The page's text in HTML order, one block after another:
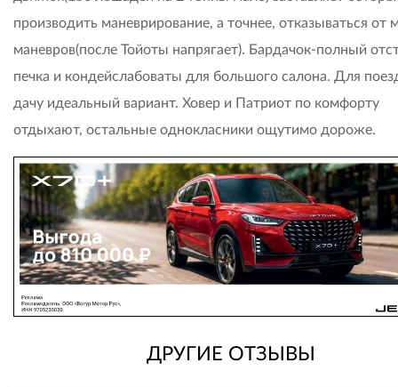
производить маневрирование, а точнее, отказываться от
маневров(после Тойоты напрягает). Бардачок-полный
печка и кондейслабоваты для большого салона. Для
дачу идеальный вариант. Ховер и Патриот по комфорту
отдыхают, остальные однокласники ощутимо дороже.
ДРУГИЕ ОТЗЫВЫ